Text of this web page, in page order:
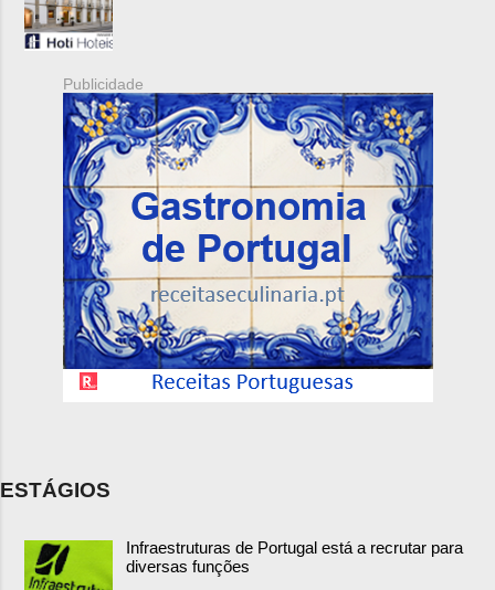
Publicidade
ESTÁGIOS
Infraestruturas de Portugal está a recrutar para
diversas funções